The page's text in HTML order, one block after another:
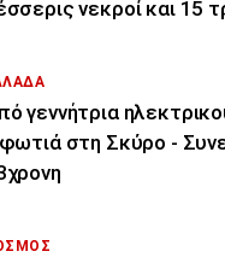
νεκροί και 15
γεννήτρια
στη Σκύρο -